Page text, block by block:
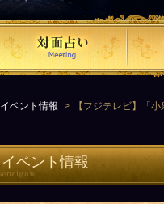
ベント情報 【フジテレビ】「
ベント情報